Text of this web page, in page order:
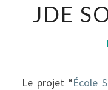
JDE
Le projet “École